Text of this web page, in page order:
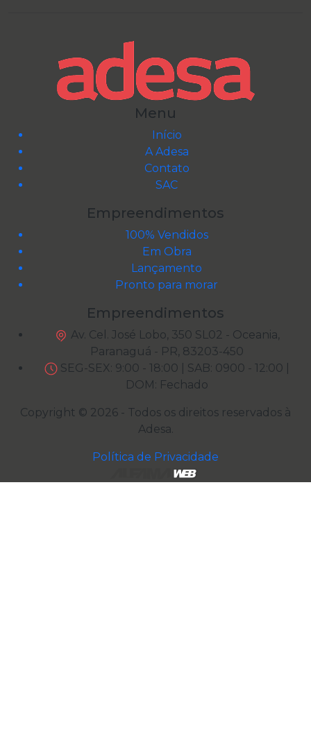
Menu
Início
A Adesa
Contato
SAC
Empreendimentos
100% Vendidos
Em Obra
Lançamento
Pronto para morar
Empreendimentos
Av. Cel. José Lobo, 350 SL02 - Oceania,
Paranaguá - PR, 83203-450
SEG-SEX: 9:00 - 18:00 | SAB: 0900 - 12:00 |
DOM: Fechado
Copyright © 2026 - Todos os direitos reservados à
Adesa.
Política de Privacidade